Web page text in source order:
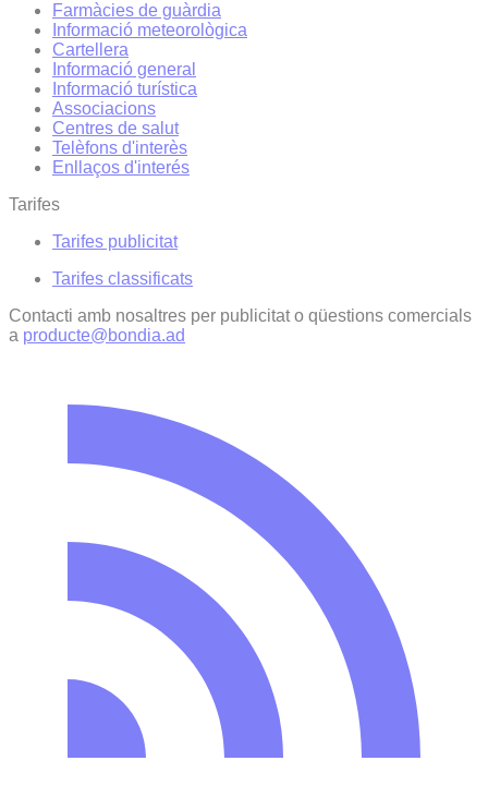
Farmàcies de guàrdia
Informació meteorològica
Cartellera
Informació general
Informació turística
Associacions
Centres de salut
Telèfons d'interès
Enllaços d'interés
Tarifes
Tarifes publicitat
Tarifes classificats
Contacti amb nosaltres per publicitat o qüestions comercials
a producte@bondia.ad